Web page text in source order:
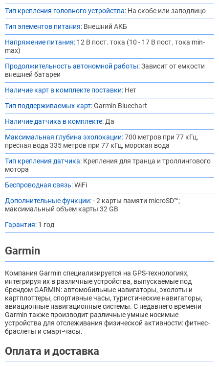
Тип крепления головного устройства: На скобе или заподлицо
Тип элементов питания: Внешний АКБ
Напряжение питания: 12 В пост. тока (10 - 17 В пост. тока min-
max)
Продолжительность автономной работы:Зависит от емкости
внешней батареи
Наличие карт в комплекте поставки: Нет
Тип поддерживаемых карт:Garmin Bluechart
Наличие датчика в комплекте: Да
Максимальная глубина эхолокации:700 метров при 77 кГц,
пресная вода 335 метров при 77 кГц, морская вода
Тип крепления датчика: Крепления для транца и троллингового
мотора
Беспроводная связь:WiFi
Дополнительные функции:- 2 карты памяти microSD™;
максимальный объем карты 32 GB
Гарантия: 1 год
Garmin
Компания Garmin специализируется на GPS-технологиях,
интегрируя их в различные устройства, выпускаемые под
брендом GARMIN: автомобильные навигаторы, эхолоты и
картплоттеры, спортивные часы, туристические навигаторы,
авиационные навигационные системы. С недавнего времени
Garmin также производит различные умные носимые
устройства для отслеживания физической активности: фитнес-
браслеты и смарт-часы.
Оплата и доставка